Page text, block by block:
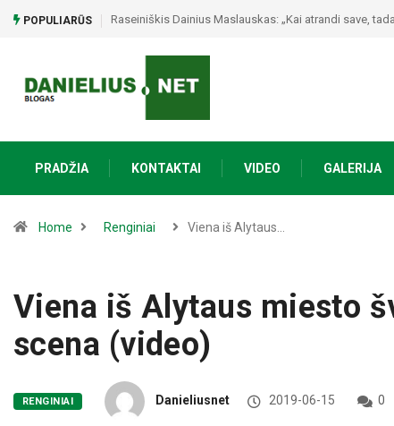
POPULIARŪS Raseiniškis Dainius Maslauskas: „Kai atrandi save,
PRADŽIA KONTAKTAI VIDEO GALERIJA
Home Renginiai Viena iš Alytaus…
Viena iš Alytaus miesto
scena (video)
RENGINIAI Danieliusnet 2019-06-15 0